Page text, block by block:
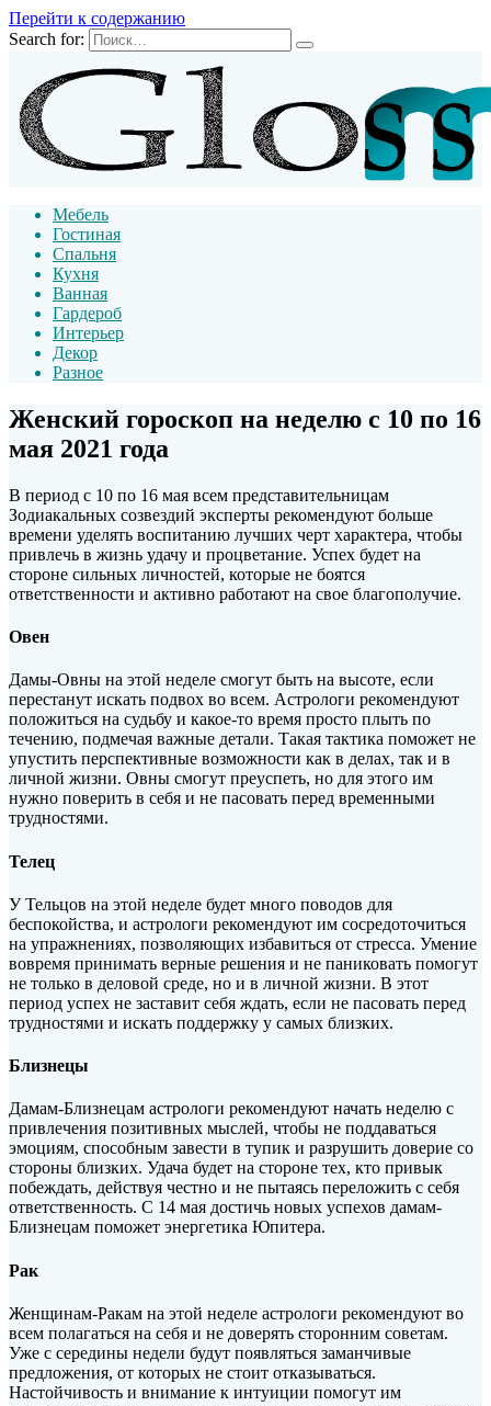
Перейти к содержанию
Search for:
Мебель
Гостиная
Спальня
Кухня
Ванная
Гардероб
Интерьер
Декор
Разное
Женский гороскоп на неделю с 10 по 16
мая 2021 года
В период с 10 по 16 мая всем представительницам
Зодиакальных созвездий эксперты рекомендуют больше
времени уделять воспитанию лучших черт характера, чтобы
привлечь в жизнь удачу и процветание. Успех будет на
стороне сильных личностей, которые не боятся
ответственности и активно работают на свое благополучие.
Овен
Дамы-Овны на этой неделе смогут быть на высоте, если
перестанут искать подвох во всем. Астрологи рекомендуют
положиться на судьбу и какое-то время просто плыть по
течению, подмечая важные детали. Такая тактика поможет не
упустить перспективные возможности как в делах, так и в
личной жизни. Овны смогут преуспеть, но для этого им
нужно поверить в себя и не пасовать перед временными
трудностями.
Телец
У Тельцов на этой неделе будет много поводов для
беспокойства, и астрологи рекомендуют им сосредоточиться
на упражнениях, позволяющих избавиться от стресса. Умение
вовремя принимать верные решения и не паниковать помогут
не только в деловой среде, но и в личной жизни. В этот
период успех не заставит себя ждать, если не пасовать перед
трудностями и искать поддержку у самых близких.
Близнецы
Дамам-Близнецам астрологи рекомендуют начать неделю с
привлечения позитивных мыслей, чтобы не поддаваться
эмоциям, способным завести в тупик и разрушить доверие со
стороны близких. Удача будет на стороне тех, кто привык
побеждать, действуя честно и не пытаясь переложить с себя
ответственность. С 14 мая достичь новых успехов дамам-
Близнецам поможет энергетика Юпитера.
Рак
Женщинам-Ракам на этой неделе астрологи рекомендуют во
всем полагаться на себя и не доверять сторонним советам.
Уже с середины недели будут появляться заманчивые
предложения, от которых не стоит отказываться.
Настойчивость и внимание к интуиции помогут им